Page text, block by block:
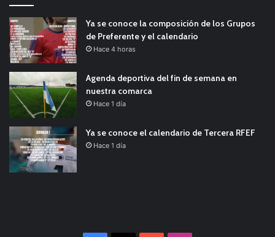
Ya se conoce la composición de los Grupos
de Preferente y el calendario
Hace 4 horas
Agenda deportiva del fin de semana en
nuestra comarca
Hace 1 día
Ya se conoce el calendario de Tercera RFEF
Hace 1 día